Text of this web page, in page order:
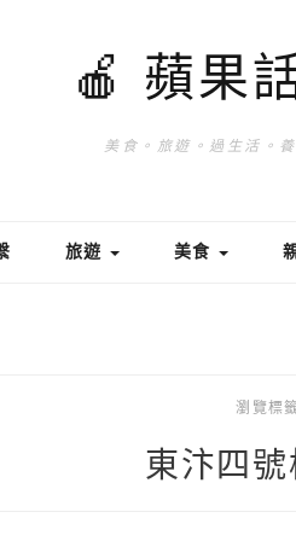
🍎 蘋果
美食。旅遊。過生活。
旅遊 美食
瀏覽標
東汴四號